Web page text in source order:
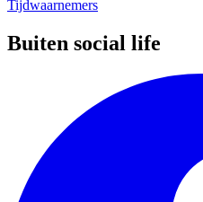
Tijdwaarnemers
Buiten social life